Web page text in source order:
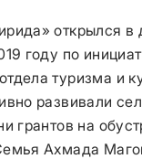
открылся в
году по
туризма и
развивали
грантов на
Ахмада